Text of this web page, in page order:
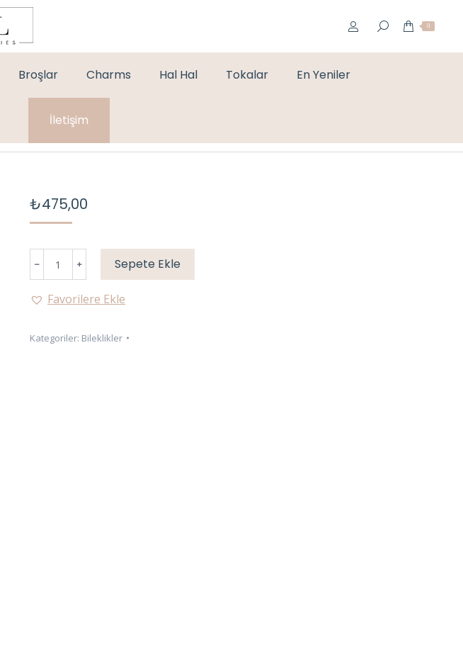
0
Broşlar Charms Hal Hal Tokalar En Yeniler
İletişim
₺475,00
LASTİK
BİLEKLİK
Sepete Ekle
Favorilere Ekle
Kategoriler: Bileklikler